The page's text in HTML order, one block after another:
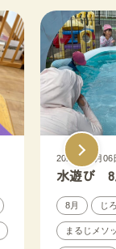
2026年08月06
水遊び
8月 じ
まるじメソ